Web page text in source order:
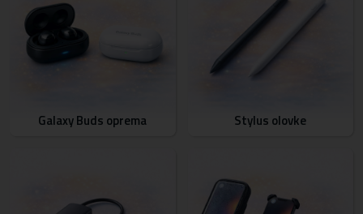
Galaxy Buds oprema Stylus olovke